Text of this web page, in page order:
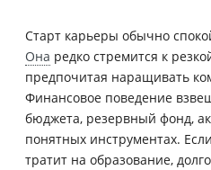
Старт карьеры обычно
Она редко стремится к
предпочитая наращивать
Финансовое поведение
бюджета, резервный фонд,
понятных инструментах.
тратит на образование,